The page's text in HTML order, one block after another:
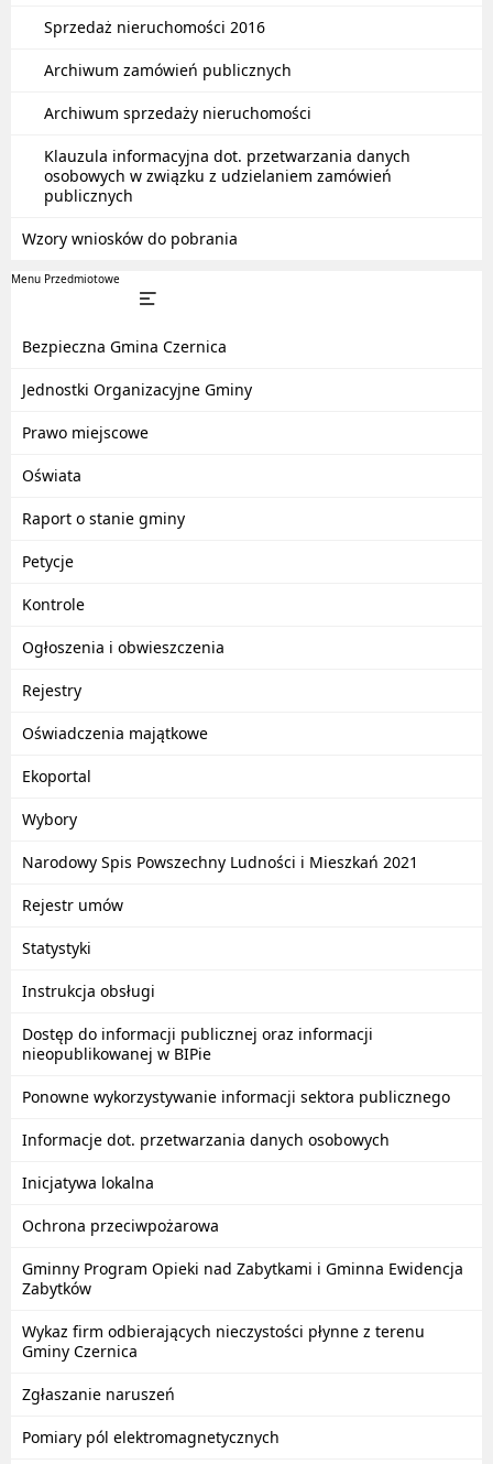
Sprzedaż nieruchomości 2016
Archiwum zamówień publicznych
Archiwum sprzedaży nieruchomości
Klauzula informacyjna dot. przetwarzania danych
osobowych w związku z udzielaniem zamówień
publicznych
Wzory wniosków do pobrania
Menu Przedmiotowe
Bezpieczna Gmina Czernica
Jednostki Organizacyjne Gminy
Prawo miejscowe
Oświata
Raport o stanie gminy
Petycje
Kontrole
Ogłoszenia i obwieszczenia
Rejestry
Oświadczenia majątkowe
Ekoportal
Wybory
Narodowy Spis Powszechny Ludności i Mieszkań 2021
Rejestr umów
Statystyki
Instrukcja obsługi
Dostęp do informacji publicznej oraz informacji
nieopublikowanej w BIPie
Ponowne wykorzystywanie informacji sektora publicznego
Informacje dot. przetwarzania danych osobowych
Inicjatywa lokalna
Ochrona przeciwpożarowa
Gminny Program Opieki nad Zabytkami i Gminna Ewidencja
Zabytków
Wykaz firm odbierających nieczystości płynne z terenu
Gminy Czernica
Zgłaszanie naruszeń
Pomiary pól elektromagnetycznych